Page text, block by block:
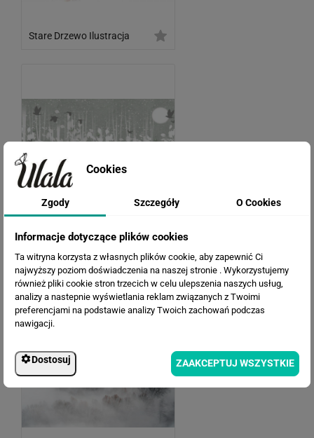
Stare Drzewo Ilustracja
Artystyczne Drzewa
Cookies
Zgody Szczegóły O Cookies
Informacje dotyczące plików cookies
Ta witryna korzysta z własnych plików cookie, aby zapewnić Ci
najwyższy poziom doświadczenia na naszej stronie . Wykorzystujemy
również pliki cookie stron trzecich w celu ulepszenia naszych usług,
analizy a nastepnie wyświetlania reklam związanych z Twoimi
preferencjami na podstawie analizy Twoich zachowań podczas
nawigacji.
Dostosuj ZAAKCEPTUJ WSZYSTKIE